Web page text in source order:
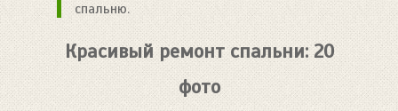
спальню.
Красивый ремонт спальни: 20
фото